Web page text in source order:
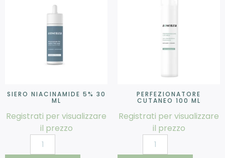
SIERO NIACINAMIDE 5% 30
ML
Registrati per visualizzare
il prezzo
PERFEZIONATORE
CUTANEO 100 ML
Registrati per visualizzare
il prezzo